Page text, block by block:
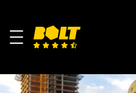
Valikko
etusivulle